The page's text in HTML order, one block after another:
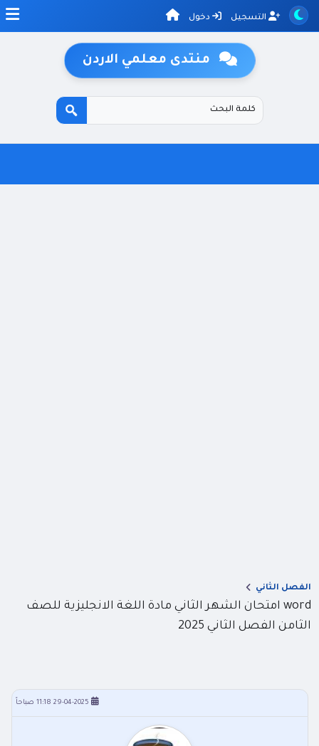
التسجيل دخول
منتدى معلمي الاردن
الفصل الثاني
word امتحان الشهر الثاني مادة اللغة الانجليزية للصف
الثامن الفصل الثاني 2025
29-04-2025 11:18 صباحاً